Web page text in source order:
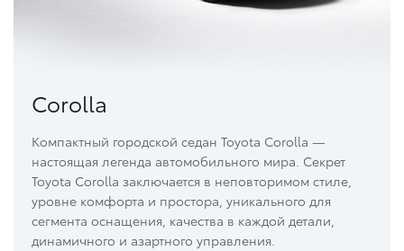
Corolla
Компактный городской седан Toyota Corolla —
настоящая легенда автомобильного мира. Секрет
Toyota Corolla заключается в неповторимом стиле,
уровне комфорта и простора, уникального для
сегмента оснащения, качества в каждой детали,
динамичного и азартного управления.